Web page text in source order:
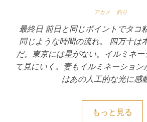
アカメ 釣り
最終日 前日と同じポイントでタコ
同じような時間の流れ。 四万十は
だ。東京には星がない。イルミネ
て見にいく。妻もイルミネーショ
はあの人工的な光に感
もっと見る